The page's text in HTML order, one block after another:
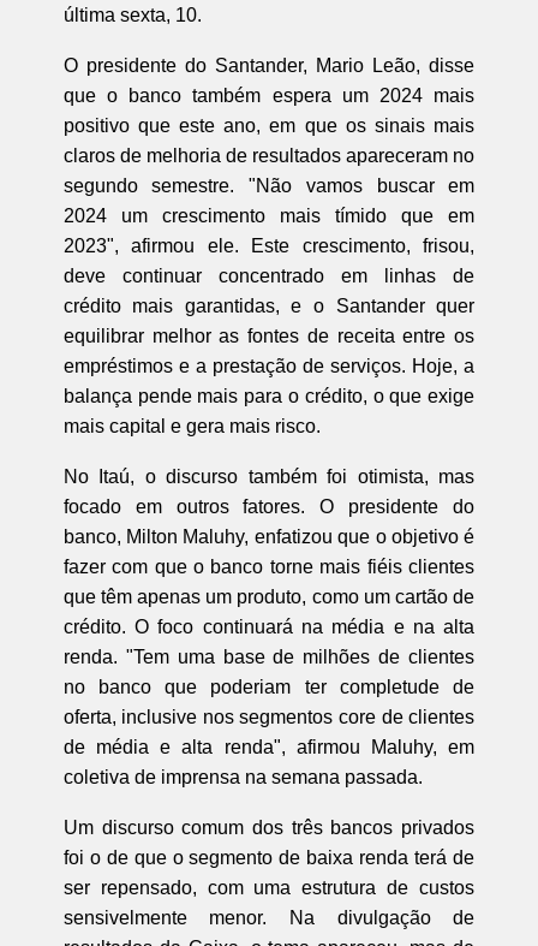
última sexta, 10.
O presidente do Santander, Mario Leão, disse
que o banco também espera um 2024 mais
positivo que este ano, em que os sinais mais
claros de melhoria de resultados apareceram no
segundo semestre. "Não vamos buscar em
2024 um crescimento mais tímido que em
2023", afirmou ele. Este crescimento, frisou,
deve continuar concentrado em linhas de
crédito mais garantidas, e o Santander quer
equilibrar melhor as fontes de receita entre os
empréstimos e a prestação de serviços. Hoje, a
balança pende mais para o crédito, o que exige
mais capital e gera mais risco.
No Itaú, o discurso também foi otimista, mas
focado em outros fatores. O presidente do
banco, Milton Maluhy, enfatizou que o objetivo é
fazer com que o banco torne mais fiéis clientes
que têm apenas um produto, como um cartão de
crédito. O foco continuará na média e na alta
renda. "Tem uma base de milhões de clientes
no banco que poderiam ter completude de
oferta, inclusive nos segmentos core de clientes
de média e alta renda", afirmou Maluhy, em
coletiva de imprensa na semana passada.
Um discurso comum dos três bancos privados
foi o de que o segmento de baixa renda terá de
ser repensado, com uma estrutura de custos
sensivelmente menor. Na divulgação de